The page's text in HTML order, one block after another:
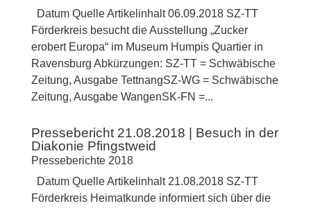
Datum Quelle Artikelinhalt 06.09.2018 SZ-TT
Förderkreis besucht die Ausstellung „Zucker
erobert Europa“ im Museum Humpis Quartier in
Ravensburg Abkürzungen: SZ-TT = Schwäbische
Zeitung, Ausgabe TettnangSZ-WG = Schwäbische
Zeitung, Ausgabe WangenSK-FN =...
Pressebericht 21.08.2018 | Besuch in der
Diakonie Pfingstweid
Presseberichte 2018
Datum Quelle Artikelinhalt 21.08.2018 SZ-TT
Förderkreis Heimatkunde informiert sich über die